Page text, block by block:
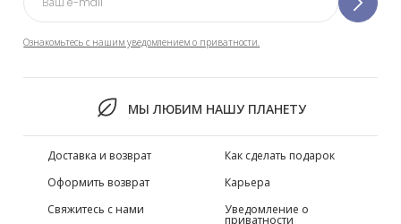
Ознакомьтесь с нашим уведомлением о приватности.
МЫ ЛЮБИМ НАШУ ПЛАНЕТУ
Доставка и возврат
Оформить возврат
Свяжитесь с нами
Как сделать подарок
Карьера
Уведомление о
приватности